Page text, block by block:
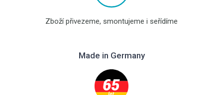
Zboží přivezeme, smontujeme i seřídíme
Made in Germany